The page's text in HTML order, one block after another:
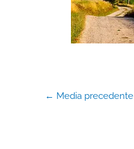
← Media precedente